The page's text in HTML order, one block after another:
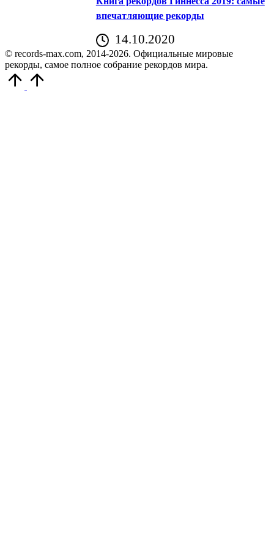
впечатляющие рекорды
14.10.2020
© records-max.com, 2014-2026. Официальные мировые
рекорды, самое полное собрание рекордов мира.